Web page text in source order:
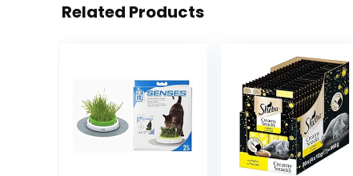
Related Products